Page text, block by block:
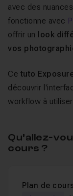
avec des
fonctionne avec
offrir un
look
vos
Ce tuto
découvrir
workflow à
Qu’allez-
cours ?
Plan de